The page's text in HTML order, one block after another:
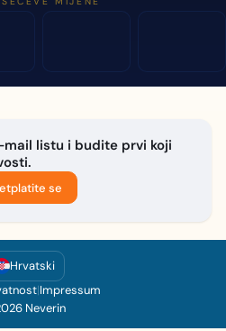
mail listu i budite prvi koji
se
Hrvatski
|Impressum
Neverin